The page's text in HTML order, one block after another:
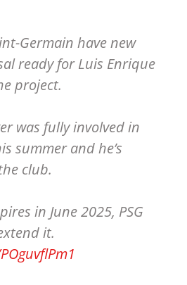
Germain have new
ready for Luis Enrique
project.
was fully involved in
summer and he’s
club.
in June 2025, PSG
it.